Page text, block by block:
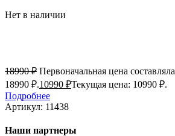
Нет в наличии
18990₽ Первоначальная цена составляла
18990 ₽.10990 ₽Текущая цена: 10990 ₽.
Подробнее
Артикул: 11438
Наши партнеры